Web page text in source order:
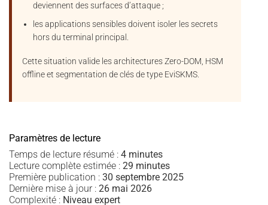
deviennent des surfaces d’attaque ;
les applications sensibles doivent isoler les secrets
hors du terminal principal.
Cette situation valide les architectures Zero-DOM, HSM
offline et segmentation de clés de type EviSKMS.
Paramètres de lecture
Temps de lecture résumé : 4 minutes
Lecture complète estimée : 29 minutes
Première publication : 30 septembre 2025
Dernière mise à jour : 26 mai 2026
Complexité : Niveau expert